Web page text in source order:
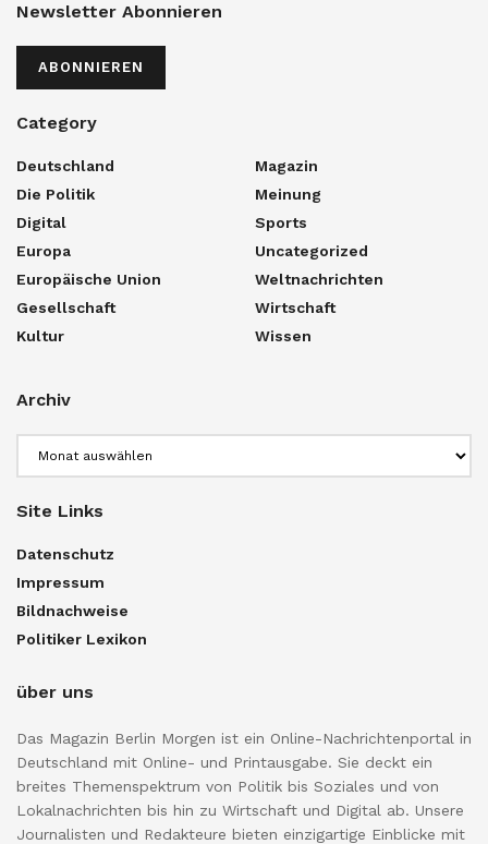
Newsletter Abonnieren
ABONNIEREN
Category
Deutschland
Die Politik
Digital
Europa
Europäische Union
Gesellschaft
Kultur
Magazin
Meinung
Sports
Uncategorized
Weltnachrichten
Wirtschaft
Wissen
Archiv
Site Links
Datenschutz
Impressum
Bildnachweise
Politiker Lexikon
über uns
Das Magazin Berlin Morgen ist ein Online-Nachrichtenportal in
Deutschland mit Online- und Printausgabe. Sie deckt ein
breites Themenspektrum von Politik bis Soziales und von
Lokalnachrichten bis hin zu Wirtschaft und Digital ab. Unsere
Journalisten und Redakteure bieten einzigartige Einblicke mit